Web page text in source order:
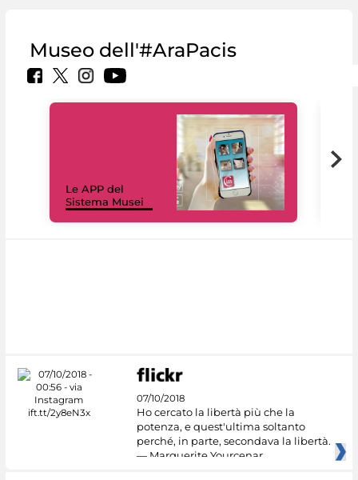
Museo dell'#AraPacis
Le APP del
Sistema Musei
07/10/2018
Ho cercato la libertà più che la
potenza, e quest'ultima soltanto
perché, in parte, secondava la libertà.
— Marguerite Yourcenar